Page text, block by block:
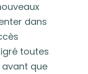
dans
toutes
avant que